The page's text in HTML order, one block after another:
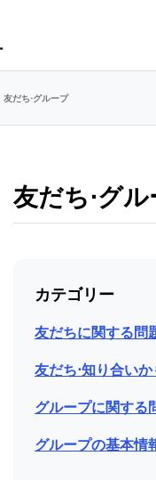
友だち⋅グループ
友だち⋅グ
カテゴリー
友だちに関する問
友だち⋅知り合い
グループに関する
グループの基本情